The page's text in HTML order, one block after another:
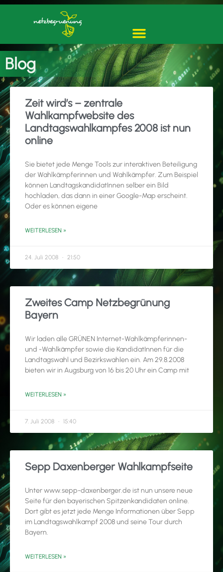
Blog
Zeit wird’s – zentrale
Wahlkampfwebsite des
Landtagswahlkampfes 2008 ist nun
online
Sie bietet jede Menge Tools zur interaktiven Beteiligung
der Wahlkämpferinnen und Wahlkämpfer. Zum Beispiel
können LandtagskandidatInnen selber ein Bild
hochladen, das dann in einer Google-Map erscheint.
Oder es können eigene
WEITERLESEN »
24. Juli 2008 21:50
Zweites Camp Netzbegrünung
Bayern
Wir laden alle GRÜNEN Internet-Wahlkämpferinnen-
und -Wahlkämpfer sowie die KandidatInnen für die
Landtagswahl und Bezirkswahlen ein. Am 29.8.2008
bieten wir in Augsburg von 16 bis 20 Uhr ein Camp mit
WEITERLESEN »
7. Juli 2008 15:40
Sepp Daxenberger Wahlkampfseite
Unter www.sepp-daxenberger.de ist nun unsere neue
Seite für den bayerischen Spitzenkandidaten online.
Dort gibt es jetzt jede Menge Informationen über Sepp
im Landtagswahlkampf 2008 und seine Tour durch
Bayern.
WEITERLESEN »